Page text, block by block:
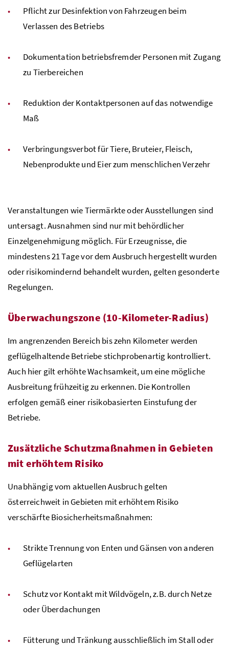
Pflicht zur Desinfektion von Fahrzeugen beim
Verlassen des Betriebs
Dokumentation betriebsfremder Personen mit Zugang
zu Tierbereichen
Reduktion der Kontaktpersonen auf das notwendige
Maß
Verbringungsverbot für Tiere, Bruteier, Fleisch,
Nebenprodukte und Eier zum menschlichen Verzehr
Veranstaltungen wie Tiermärkte oder Ausstellungen sind
untersagt. Ausnahmen sind nur mit behördlicher
Einzelgenehmigung möglich. Für Erzeugnisse, die
mindestens 21 Tage vor dem Ausbruch hergestellt wurden
oder risikomindernd behandelt wurden, gelten gesonderte
Regelungen.
Überwachungszone (10-Kilometer-Radius)
Im angrenzenden Bereich bis zehn Kilometer werden
geflügelhaltende Betriebe stichprobenartig kontrolliert.
Auch hier gilt erhöhte Wachsamkeit, um eine mögliche
Ausbreitung frühzeitig zu erkennen. Die Kontrollen
erfolgen gemäß einer risikobasierten Einstufung der
Betriebe.
Zusätzliche Schutzmaßnahmen in Gebieten
mit erhöhtem Risiko
Unabhängig vom aktuellen Ausbruch gelten
österreichweit in Gebieten mit erhöhtem Risiko
verschärfte Biosicherheitsmaßnahmen:
Strikte Trennung von Enten und Gänsen von anderen
Geflügelarten
Schutz vor Kontakt mit Wildvögeln,z.B.durch Netze
oder Überdachungen
Fütterung und Tränkung ausschließlich im Stall oder